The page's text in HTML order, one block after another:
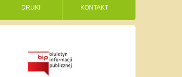
DRUKI KONTAKT